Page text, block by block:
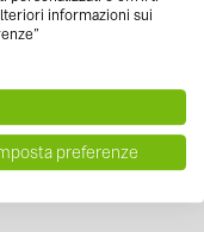
informazioni sui
preferenze